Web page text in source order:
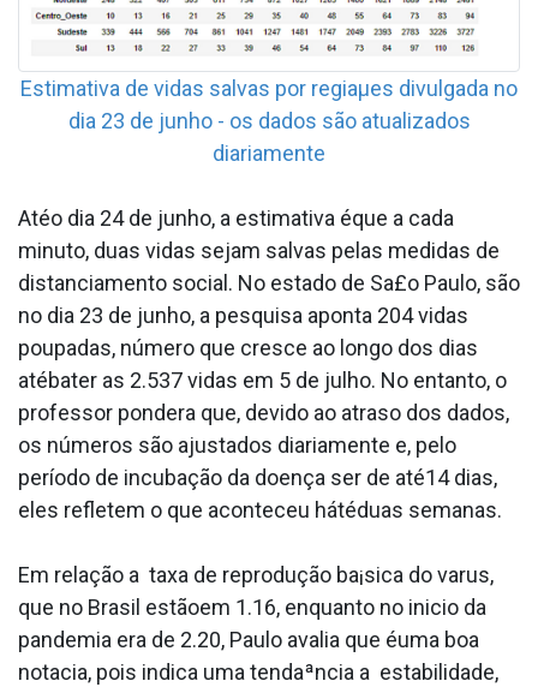
Estimativa de vidas salvas por regiaµes divulgada no
dia 23 de junho - os dados são atualizados
diariamente
Atéo dia 24 de junho, a estimativa éque a cada
minuto, duas vidas sejam salvas pelas medidas de
distanciamento social. No estado de Sa£o Paulo, são
no dia 23 de junho, a pesquisa aponta 204 vidas
poupadas, número que cresce ao longo dos dias
atébater as 2.537 vidas em 5 de julho. No entanto, o
professor pondera que, devido ao atraso dos dados,
os números são ajustados diariamente e, pelo
período de incubação da doença ser de até14 dias,
eles refletem o que aconteceu hátéduas semanas.
Em relação a taxa de reprodução ba¡sica do va­rus,
que no Brasil estãoem 1.16, enquanto no ini­cio da
pandemia era de 2.20, Paulo avalia que éuma boa
nota­cia, pois indica uma tendaªncia a estabilidade,